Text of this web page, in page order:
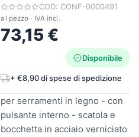
COD: CONF-0000491
al pezzo · IVA incl.
73,15 €
Disponibile
+ €8,90 di spese di spedizione
per serramenti in legno - con
pulsante interno - scatola e
bocchetta in acciaio verniciato